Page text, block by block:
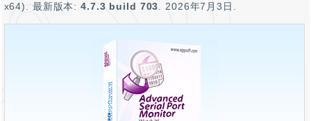
x64). 最新版本:4.7.3 build 703.2026年7月3日 .